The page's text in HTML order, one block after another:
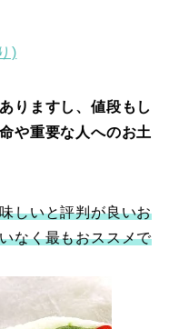
)
りますし、値段もし
や重要な人へのお土
しいと評判が良いお
なく最もおススメで